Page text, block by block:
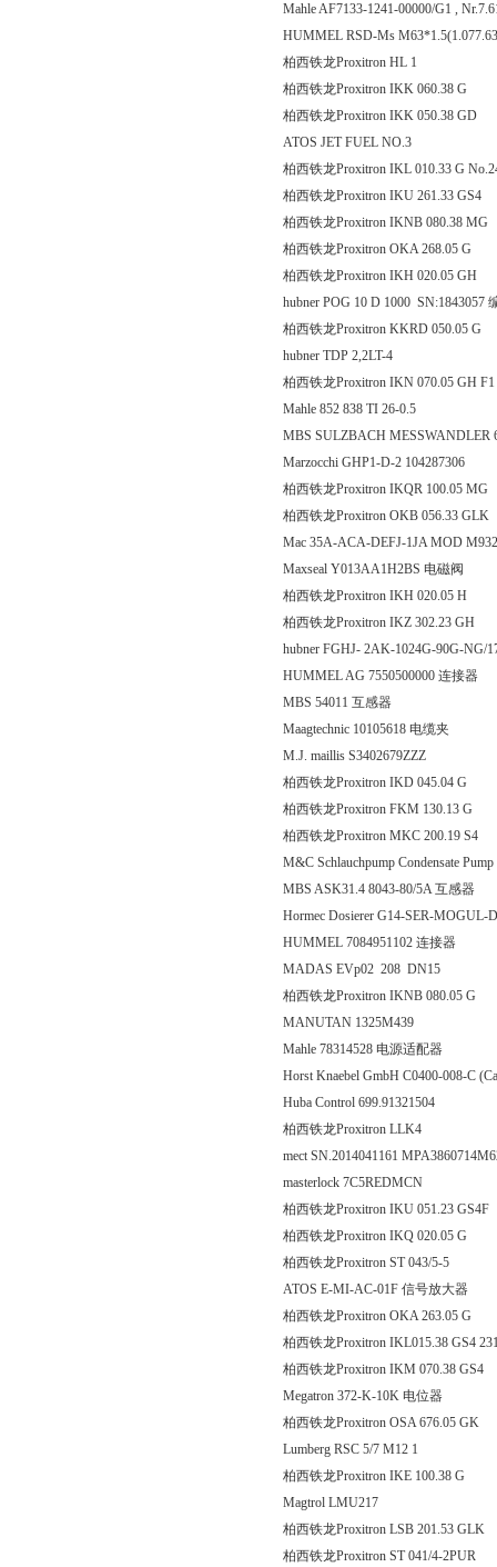
Mahle AF7133-1241-00000/G1 ,
HUMMEL RSD-Ms
柏西铁龙Proxitron
柏西铁龙Proxitron IKK
柏西铁龙Proxitron IKK
ATOS JET FUEL NO.3
柏西铁龙Proxitron IKL 010.33 G
柏西铁龙Proxitron IKU
柏西铁龙Proxitron IKNB
柏西铁龙Proxitron OKA
柏西铁龙Proxitron IKH
hubner POG 10 D 1000 SN:1843057
柏西铁龙Proxitron KKRD
hubner TDP 2,2LT-4
柏西铁龙Proxitron IKN
Mahle 852 838 TI 26-0.5
MBS SULZBACH MESSWANDLER
Marzocchi GHP1-D-2 104287306
柏西铁龙Proxitron IKQR
柏西铁龙Proxitron OKB
Mac 35A-ACA-DEFJ-1JA MOD
Maxseal Y013AA1H2BS 电磁阀
柏西铁龙Proxitron IKH
柏西铁龙Proxitron IKZ
hubner FGHJ- 2AK-1024G-90G-NG/
HUMMEL AG 7550500000 连接器
MBS 54011 互感器
Maagtechnic 10105618 电缆夹
M.J. maillis S3402679ZZZ
柏西铁龙Proxitron IKD
柏西铁龙Proxitron FKM
柏西铁龙Proxitron MKC
M&C Schlauchpump Condensate
MBS ASK31.4 8043-80/5A 互感器
Hormec Dosierer G14-SER-
HUMMEL 7084951102 连接器
MADAS EVp02 208 DN15
柏西铁龙Proxitron IKNB
MANUTAN 1325M439
Mahle 78314528 电源适配器
Horst Knaebel GmbH C0400-008-C
Huba Control 699.91321504
柏西铁龙Proxitron LLK4
mect SN.2014041161
masterlock 7C5REDMCN
柏西铁龙Proxitron IKU
柏西铁龙Proxitron IKQ
柏西铁龙Proxitron ST
ATOS E-MI-AC-01F 信号放大器
柏西铁龙Proxitron OKA
柏西铁龙Proxitron IKL015.38 GS4
柏西铁龙Proxitron IKM
Megatron 372-K-10K 电位器
柏西铁龙Proxitron OSA
Lumberg RSC 5/7 M12 1
柏西铁龙Proxitron IKE
Magtrol LMU217
柏西铁龙Proxitron LSB
柏西铁龙Proxitron ST 041/